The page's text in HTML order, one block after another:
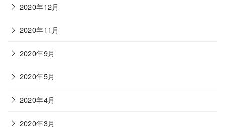
2020年12月
2020年11月
2020年9月
2020年5月
2020年4月
2020年3月